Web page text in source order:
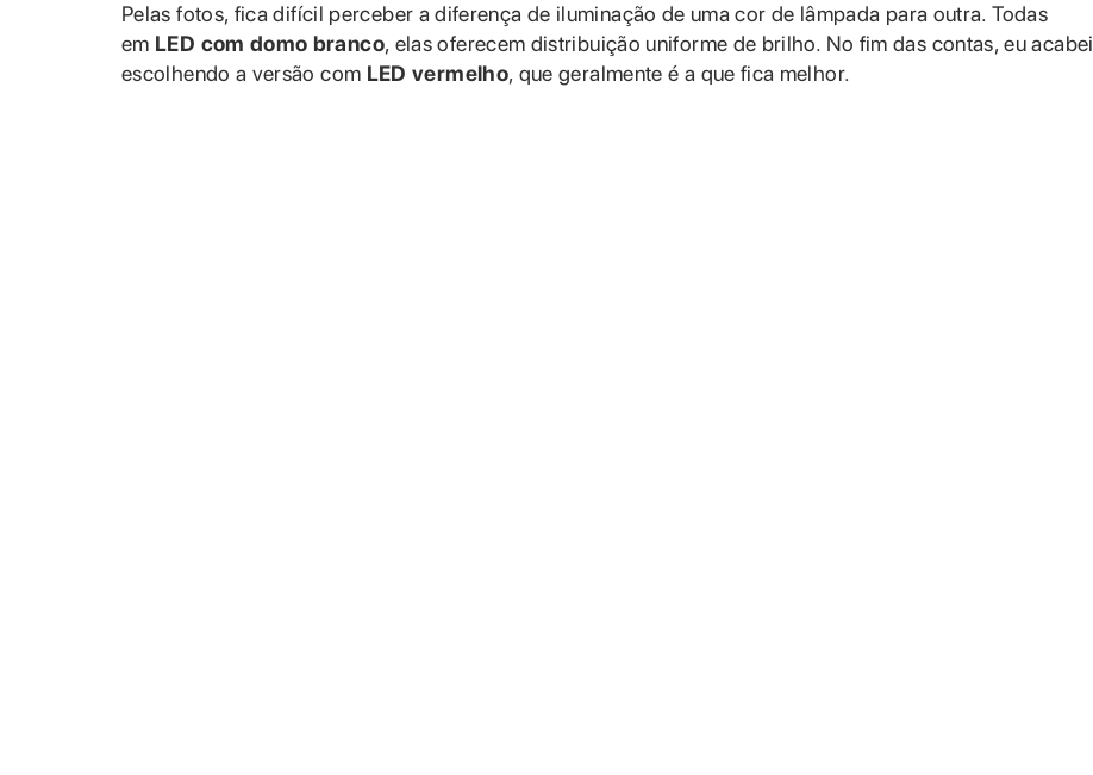
Pelas fotos, fica difícil perceber a diferença de iluminação de uma cor de lâmpada para outra. Todas
em LED com domo branco, elas oferecem distribuição uniforme de brilho. No fim das contas, eu acabei
escolhendo a versão com LED vermelho, que geralmente é a que fica melhor.